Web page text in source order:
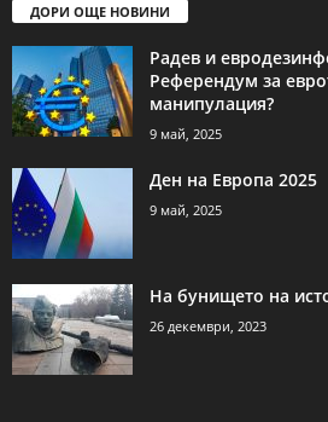
ДОРИ ОЩЕ НОВИНИ
Радев и
Референдум за
манипулация?
9 май, 2025
Ден на Европа 2025
9 май, 2025
На бунището на
26 декември, 2023